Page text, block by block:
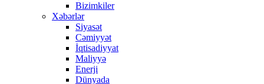
Bizimkiler
Xəbərlər
Siyasət
Cəmiyyət
İqtisadiyyat
Maliyyə
Enerji
Dünyada